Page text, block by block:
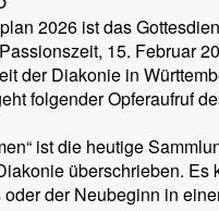
2026 ist das
15. Februar
der Diakonie in
folgender Opferaufruf
ist die heutige
überschrieben. Es
der Neubeginn in